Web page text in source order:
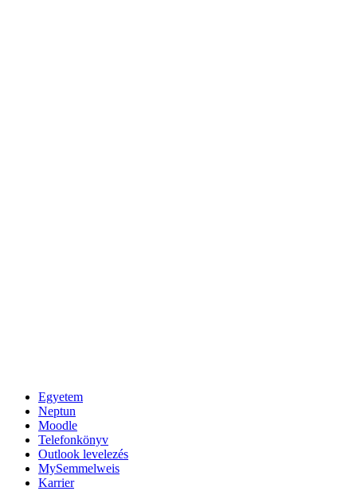
Egyetem
Neptun
Moodle
Telefonkönyv
Outlook levelezés
MySemmelweis
Karrier